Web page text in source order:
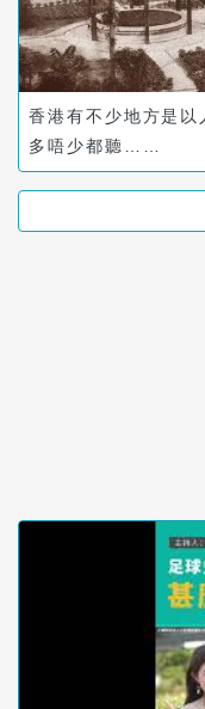
香港有不少地方是
多唔少都聽……